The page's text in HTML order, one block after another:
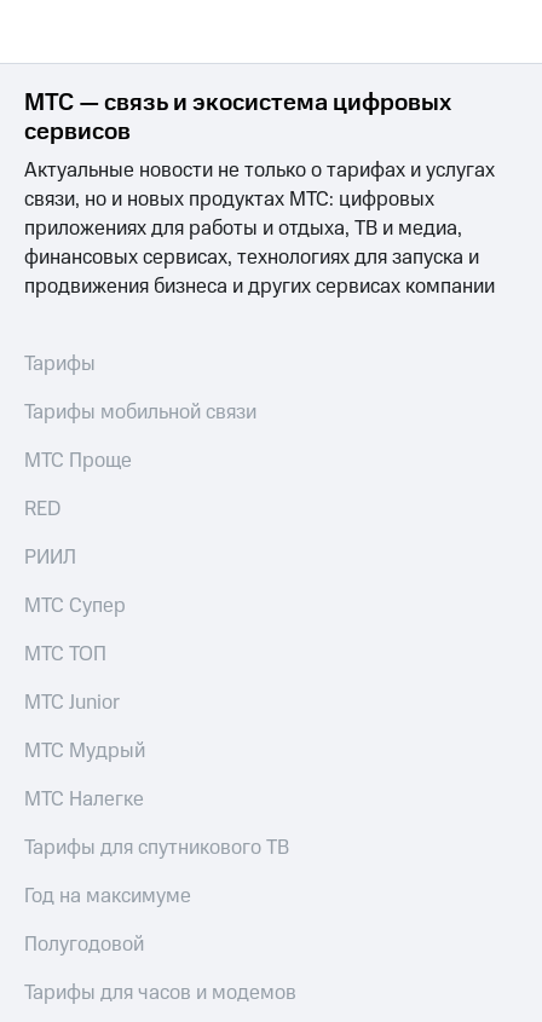
МТС — связь и экосистема цифровых
сервисов
Актуальные новости не только о тарифах и услугах
связи, но и новых продуктах МТС: цифровых
приложениях для работы и отдыха, ТВ и медиа,
финансовых сервисах, технологиях для запуска и
продвижения бизнеса и других сервисах компании
Тарифы
Тарифы мобильной связи
МТС Проще
RED
РИИЛ
МТС Супер
МТС ТОП
МТС Junior
МТС Мудрый
МТС Налегке
Тарифы для спутникового ТВ
Год на максимуме
Полугодовой
Тарифы для часов и модемов